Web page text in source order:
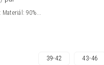
Materiál: Materiál: 90%...
39-42 43-46